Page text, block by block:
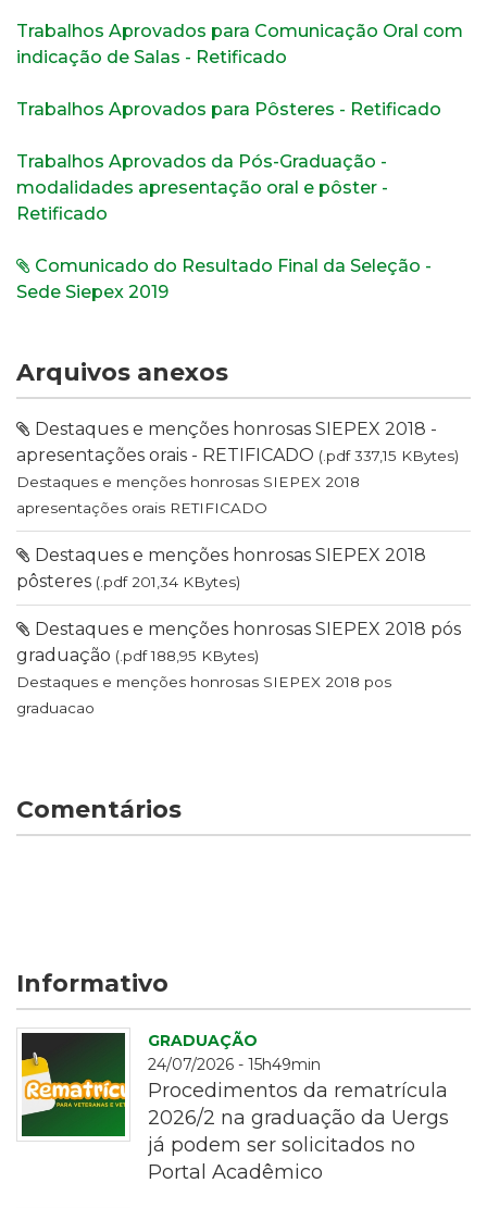
Trabalhos Aprovados para Comunicação Oral com
indicação de Salas - Retificado
Trabalhos Aprovados para Pôsteres - Retificado
Trabalhos Aprovados da Pós-Graduação -
modalidades apresentação oral e pôster -
Retificado
Comunicado do Resultado Final da Seleção -
Sede Siepex 2019
Arquivos anexos
Destaques e menções honrosas SIEPEX 2018 -
apresentações orais - RETIFICADO (.pdf 337,15 KBytes)
Destaques e menções honrosas SIEPEX 2018
apresentações orais RETIFICADO
Destaques e menções honrosas SIEPEX 2018
pôsteres (.pdf 201,34 KBytes)
Destaques e menções honrosas SIEPEX 2018 pós
graduação (.pdf 188,95 KBytes)
Destaques e menções honrosas SIEPEX 2018 pos
graduacao
Comentários
Informativo
GRADUAÇÃO
24/07/2026 - 15h49min
Procedimentos da rematrícula
2026/2 na graduação da Uergs
já podem ser solicitados no
Portal Acadêmico